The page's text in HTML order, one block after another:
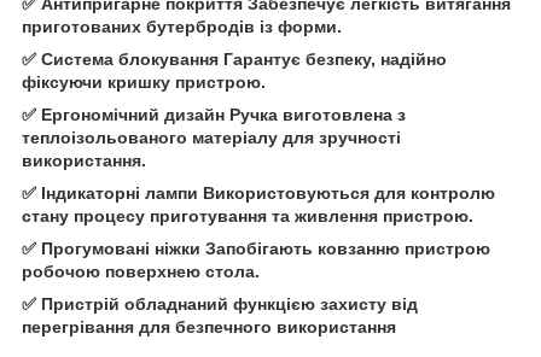
приготованих бутербродів із форми.
✅ Система блокування Гарантує безпеку, надійно
фіксуючи кришку пристрою.
✅ Ергономічний дизайн Ручка виготовлена з
теплоізольованого матеріалу для зручності
використання.
✅ Індикаторні лампи Використовуються для контролю
стану процесу приготування та живлення пристрою.
✅ Прогумовані ніжки Запобігають ковзанню пристрою
робочою поверхнею стола.
✅ Пристрій обладнаний функцією захисту від
перегрівання для безпечного використання